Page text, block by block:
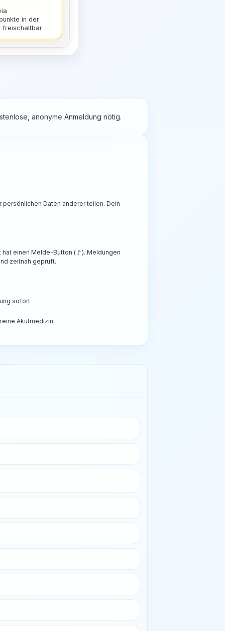
in der
freischaltbar
anonyme Anmeldung nötig.
Daten anderer teilen. Dein
einen Melde-Button (🚩). Meldungen
zeitnah geprüft.
sofort
Akutmedizin.